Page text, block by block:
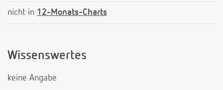
nicht in 12-Monats-Charts
Wissenswertes
keine Angabe